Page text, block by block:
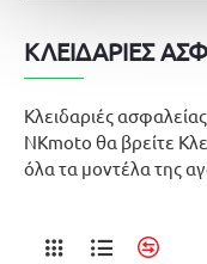
ΚΛΕΙΔΑΡΙΕΣ
Κλειδαριές
NKmoto θα βρείτε
όλα τα μοντέλα της